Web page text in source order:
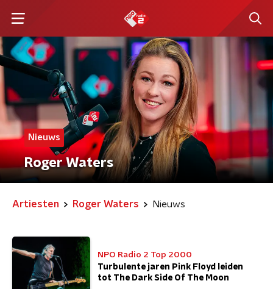
Nieuws
Roger Waters
Artiesten Roger Waters Nieuws
NPO Radio 2 Top 2000
Turbulente jaren Pink Floyd leiden
tot The Dark Side Of The Moon